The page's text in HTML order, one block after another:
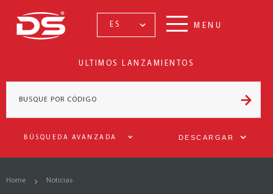
ES MENU
ULTIMOS LANZAMIENTOS
BÚSQUEDA AVANZADA DESCARGAR
Home Noticias